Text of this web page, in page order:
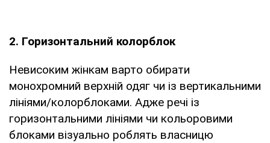
2. Горизонтальний колорблок
Невисоким жінкам варто обирати
монохромний верхній одяг чи із вертикальними
лініями/колорблоками. Адже речі із
горизонтальними лініями чи кольоровими
блоками візуально роблять власницю